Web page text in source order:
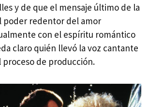
y de que el mensaje último de la
poder redentor del amor
con el espíritu romántico
claro quién llevó la voz cantante
de producción.